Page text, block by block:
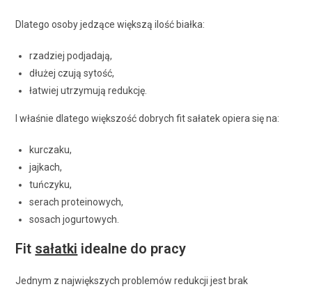
Dlatego osoby jedzące większą ilość białka:
rzadziej podjadają,
dłużej czują sytość,
łatwiej utrzymują redukcję.
I właśnie dlatego większość dobrych fit sałatek opiera się na:
kurczaku,
jajkach,
tuńczyku,
serach proteinowych,
sosach jogurtowych.
Fit sałatki idealne do pracy
Jednym z największych problemów redukcji jest brak